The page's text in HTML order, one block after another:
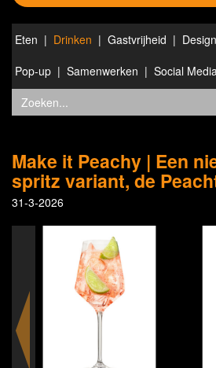
Eten Drinken Gastvrijheid Design
Pop-up
Samenwerken Social Media
Make it Peachy | Een
spritz variant, de
31-3-2026